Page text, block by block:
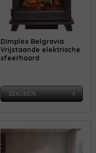
Dimplex Belgravia
Vrijstaande elektrische
sfeerhaard
BEKIJKEN